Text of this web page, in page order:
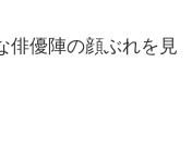
俳優陣の顔ぶれを見